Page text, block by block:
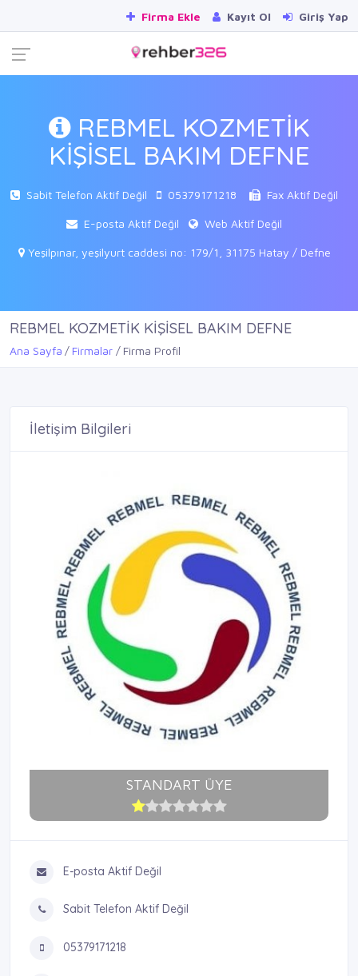
Firma Ekle Kayıt Ol Giriş Yap
REBMEL KOZMETİK
KİŞİSEL BAKIM DEFNE
Sabit Telefon Aktif Değil 05379171218 Fax Aktif Değil
E-posta Aktif Değil Web Aktif Değil
Yeşilpınar, yeşilyurt caddesi no: 179/1, 31175 Hatay / Defne
REBMEL KOZMETİK KİŞİSEL BAKIM DEFNE
Ana Sayfa Firmalar Firma Profil
İletişim Bilgileri
STANDART ÜYE
E-posta Aktif Değil
Sabit Telefon Aktif Değil
05379171218